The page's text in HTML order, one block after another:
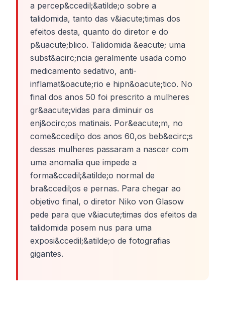
a percep&ccedil;&atilde;o sobre a
talidomida, tanto das v&iacute;timas dos
efeitos desta, quanto do diretor e do
p&uacute;blico. Talidomida &eacute; uma
subst&acirc;ncia geralmente usada como
medicamento sedativo, anti-
inflamat&oacute;rio e hipn&oacute;tico. No
final dos anos 50 foi prescrito a mulheres
gr&aacute;vidas para diminuir os
enj&ocirc;os matinais. Por&eacute;m, no
come&ccedil;o dos anos 60,os beb&ecirc;s
dessas mulheres passaram a nascer com
uma anomalia que impede a
forma&ccedil;&atilde;o normal de
bra&ccedil;os e pernas. Para chegar ao
objetivo final, o diretor Niko von Glasow
pede para que v&iacute;timas dos efeitos da
talidomida posem nus para uma
exposi&ccedil;&atilde;o de fotografias
gigantes.